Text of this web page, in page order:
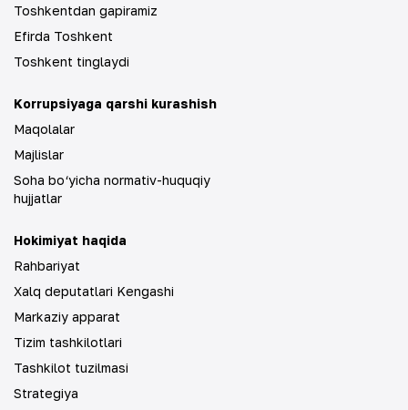
Toshkentdan gapiramiz
Efirda Toshkent
Toshkent tinglaydi
Korrupsiyaga qarshi kurashish
Maqolalar
Majlislar
Soha bo‘yicha normativ-huquqiy
hujjatlar
Hokimiyat haqida
Rahbariyat
Xalq deputatlari Kengashi
Markaziy apparat
Tizim tashkilotlari
Tashkilot tuzilmasi
Strategiya